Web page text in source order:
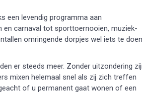
een levendig programma aan
en carnaval tot sporttoernooien, muziek-
omringende dorpjes wel iets te doen
er steeds meer. Zonder uitzondering
mixen helemaal snel als zij zich treffen
of u permanent gaat wonen of een